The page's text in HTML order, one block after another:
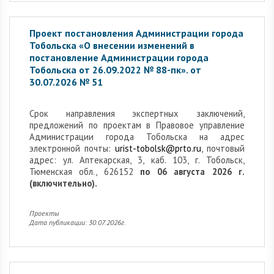
Проект постановления Администрации города
Тобольска «О внесении изменений в
постановление Администрации города
Тобольска от 26.09.2022 № 88-пк». от
30.07.2026 № 51
Cрок направления экспертных заключений,
предложений по проектам в Правовое управление
Администрации города Тобольска на адрес
электронной почты: urist-tobolsk@prto.ru, почтовый
адрес: ул. Аптекарская, 3, каб. 103, г. Тобольск,
Тюменская обл., 626152 по 06 августа 2026 г.
(включительно).
Проекты
Дата публикации: 30.07.2026г.